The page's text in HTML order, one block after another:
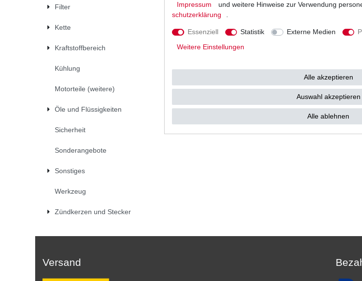
Filter
Kette
Kraftstoffbereich
Kühlung
Motorteile (weitere)
Öle und Flüssigkeiten
Sicherheit
Sonderangebote
Sonstiges
Werkzeug
Zündkerzen und Stecker
Regler Lichtmaschine EN500 EN500A EN500B
UVP 102,40 € 83,59 € *
*inkl. ges. MwSt.zzgl.Versandkosten
1 Stück
*inkl.
Versand
Impressum
und weitere Hinweise zur Verwendung
schutz­erklärung
Essenziell Statistik Externe Medien
Weitere Einstellungen
Alle akzeptieren
Auswahl akzeptieren
Alle ablehnen